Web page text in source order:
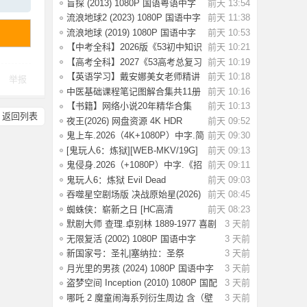
举报
返回列表
前天 13:54
盲探 (2013) 1080P 国语粤语中字
[3.64G]
前天 11:38
流浪地球2 (2023) 1080P 国语中字
[2.8G]
前天 10:53
流浪地球 (2019) 1080P 国语中字
[3.54G]
前天 10:21
【中考全科】2026版《53初中知识
清单》9科
前天 10:19
【高考全科】2027《53高考总复习
A版》9科全
前天 10:18
【英语学习】戴安娜美女老师精讲
《新概念英
前天 10:16
中医基础课程笔记图解合集共11册
前天 10:13
【书籍】网络小说20年精华合集
（都市、悬疑
前天 09:52
夜王(2026) 网盘资源 4K HDR
【6.2G] 国语/
前天 09:30
鬼上车.2026（4K+1080P）中字.简
单直白.生
前天 09:13
[鬼玩人6：炼狱][WEB-MKV/19G]
[英语/中文字
前天 09:11
鬼侵身.2026（+1080P）中字.《招
魂》特效团
前天 09:03
鬼玩人6：炼狱 Evil Dead
Burn(2026) [4K S
前天 08:45
吞噬星空剧场版 决战原始星(2026)
【4K.SDR
前天 08:23
蜘蛛侠：崭新之日 [HC高清
版]Spider-Man: B
3 天前
默剧大师 查理.卓别林 1889-1977 喜剧
电影
3 天前
无限复活 (2002) 1080P 国语中字
[3.29G]
3 天前
新国家号：圣礼|塞纳拉：圣祭
Build.244719
3 天前
月光里的男孩 (2024) 1080P 国语中字
[1.28
3 天前
盗梦空间 Inception (2010) 1080P 国配
国
3 天前
哪吒 2 魔童闹海系列衍生周边 含（壁